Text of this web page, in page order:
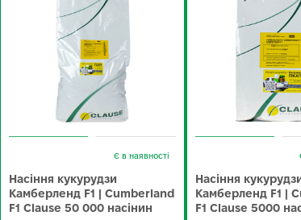
Є в наявності
Насіння кукурудзи
Камберленд F1 | Cumberland
F1 Clause 50 000 насінин
Насіння
Камберленд F1 |
F1 Clause 5000